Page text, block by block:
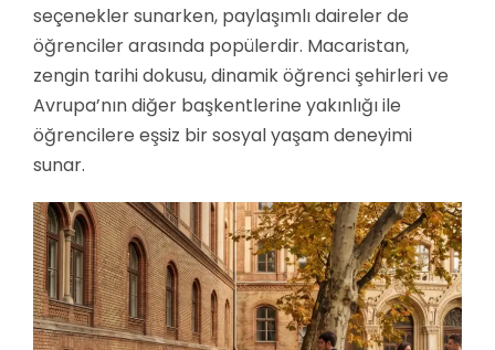
seçenekler sunarken, paylaşımlı daireler de
öğrenciler arasında popülerdir. Macaristan,
zengin tarihi dokusu, dinamik öğrenci şehirleri ve
Avrupa’nın diğer başkentlerine yakınlığı ile
öğrencilere eşsiz bir sosyal yaşam deneyimi
sunar.